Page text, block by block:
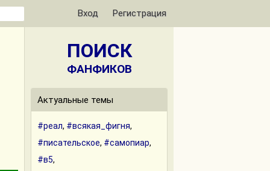
Вход Регистрация
ПОИСК
ФАНФИКОВ
Актуальные темы
#реал, #всякая_фигня,
#писательское, #самопиар,
#в5,